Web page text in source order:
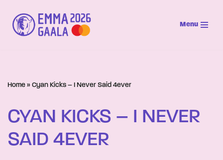
Siirry
suoraan
Menu
Home » Cyan Kicks – I Never Said 4ever
CYAN KICKS – I NEVER
SAID 4EVER